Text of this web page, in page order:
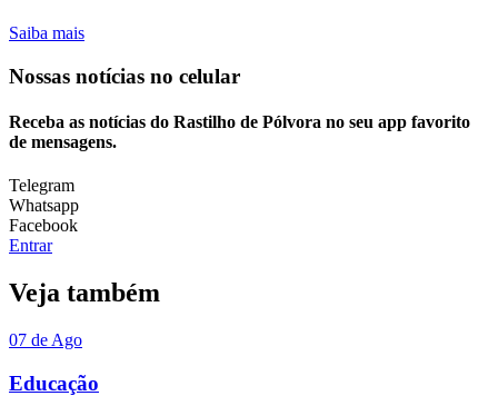
Saiba mais
Nossas notícias no celular
Receba as notícias do Rastilho de Pólvora no seu app favorito
de mensagens.
Telegram
Whatsapp
Facebook
Entrar
Veja também
07 de Ago
Educação